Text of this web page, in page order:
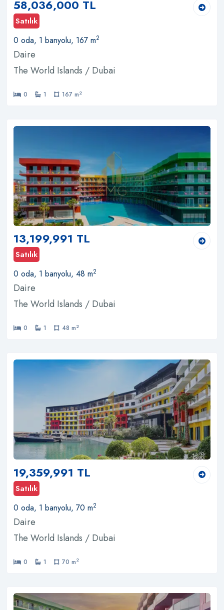
58,036,000 TL
Satılık
0 oda, 1 banyolu, 167 m2
Daire
The World Islands / Dubai
0 1 167 m2
13,199,991 TL
Satılık
0 oda, 1 banyolu, 48 m2
Daire
The World Islands / Dubai
0 1 48 m2
19,359,991 TL
Satılık
0 oda, 1 banyolu, 70 m2
Daire
The World Islands / Dubai
0 1 70 m2